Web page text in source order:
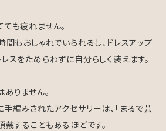
も疲れません。
間もおしゃれでいられるし、ドレスアップ
スをためらわずに自分らしく装えます。
りません。
編みされたアクセサリーは、「まるで芸
戴することもあるほどです。